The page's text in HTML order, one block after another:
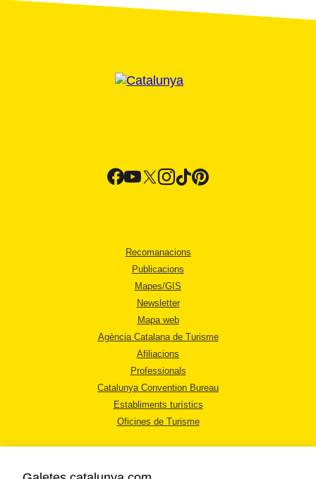
Recomanacions
Publicacions
Mapes/GIS
Newsletter
Mapa web
Agència Catalana de Turisme
Afiliacions
Professionals
Catalunya Convention Bureau
Establiments turístics
Oficines de Turisme